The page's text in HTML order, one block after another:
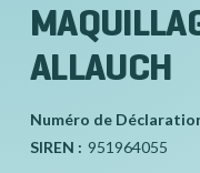
ALLAUCH
Numéro de
SIREN : 951964055